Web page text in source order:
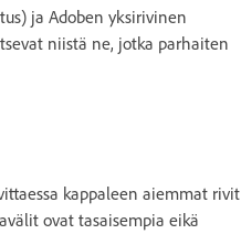
ja Adoben yksirivinen
niistä ne, jotka parhaiten
kappaleen aiemmat rivit
ovat tasaisempia eikä